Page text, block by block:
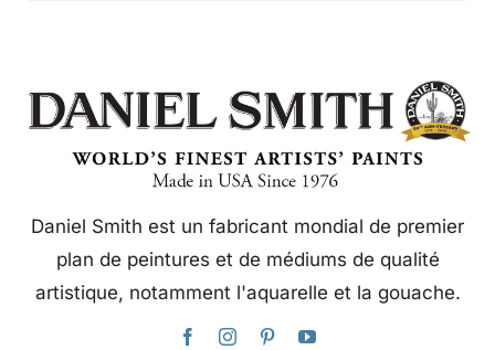
Daniel Smith est un fabricant mondial de premier
plan de peintures et de médiums de qualité
artistique, notamment l'aquarelle et la gouache.